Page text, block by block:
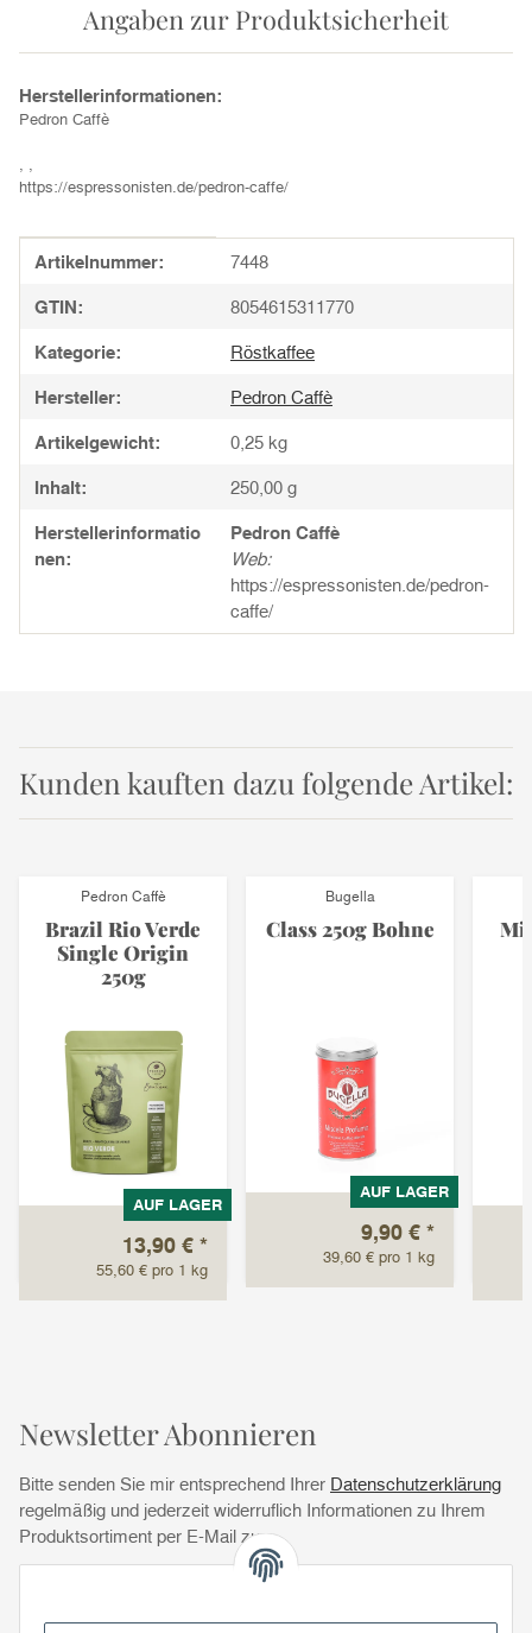
Angaben zur Produktsicherheit
Herstellerinformationen:
Pedron Caffè
, ,
https://espressonisten.de/pedron-caffe/
Produkteigenschaft
Wert
Artikelnummer: 7448
GTIN: 8054615311770
Kategorie: Röstkaffee
Hersteller: Pedron Caffè
Artikelgewicht: 0,25 kg
Inhalt: 250,00 g
Herstellerinformatio
nen:
Pedron Caffè
Web:
https://espressonisten.de/pedron-
caffe/
Kunden kauften dazu folgende Artikel:
Pedron Caffè
Brazil Rio Verde
Single Origin
250g
AUF LAGER
13,90 € *
55,60 € pro 1 kg
Bugella
Class 250g Bohne
AUF LAGER
9,90 € *
39,60 € pro 1 kg
Newsletter Abonnieren
Bitte senden Sie mir entsprechend Ihrer Datenschutzerklärung
regelmäßig und jederzeit widerruflich Informationen zu Ihrem
Produktsortiment per E-Mail zu.
Newsletter Abonnieren